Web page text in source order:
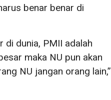
benar benar di
di dunia, PMII adalah
maka NU pun akan
NU jangan orang lain,”